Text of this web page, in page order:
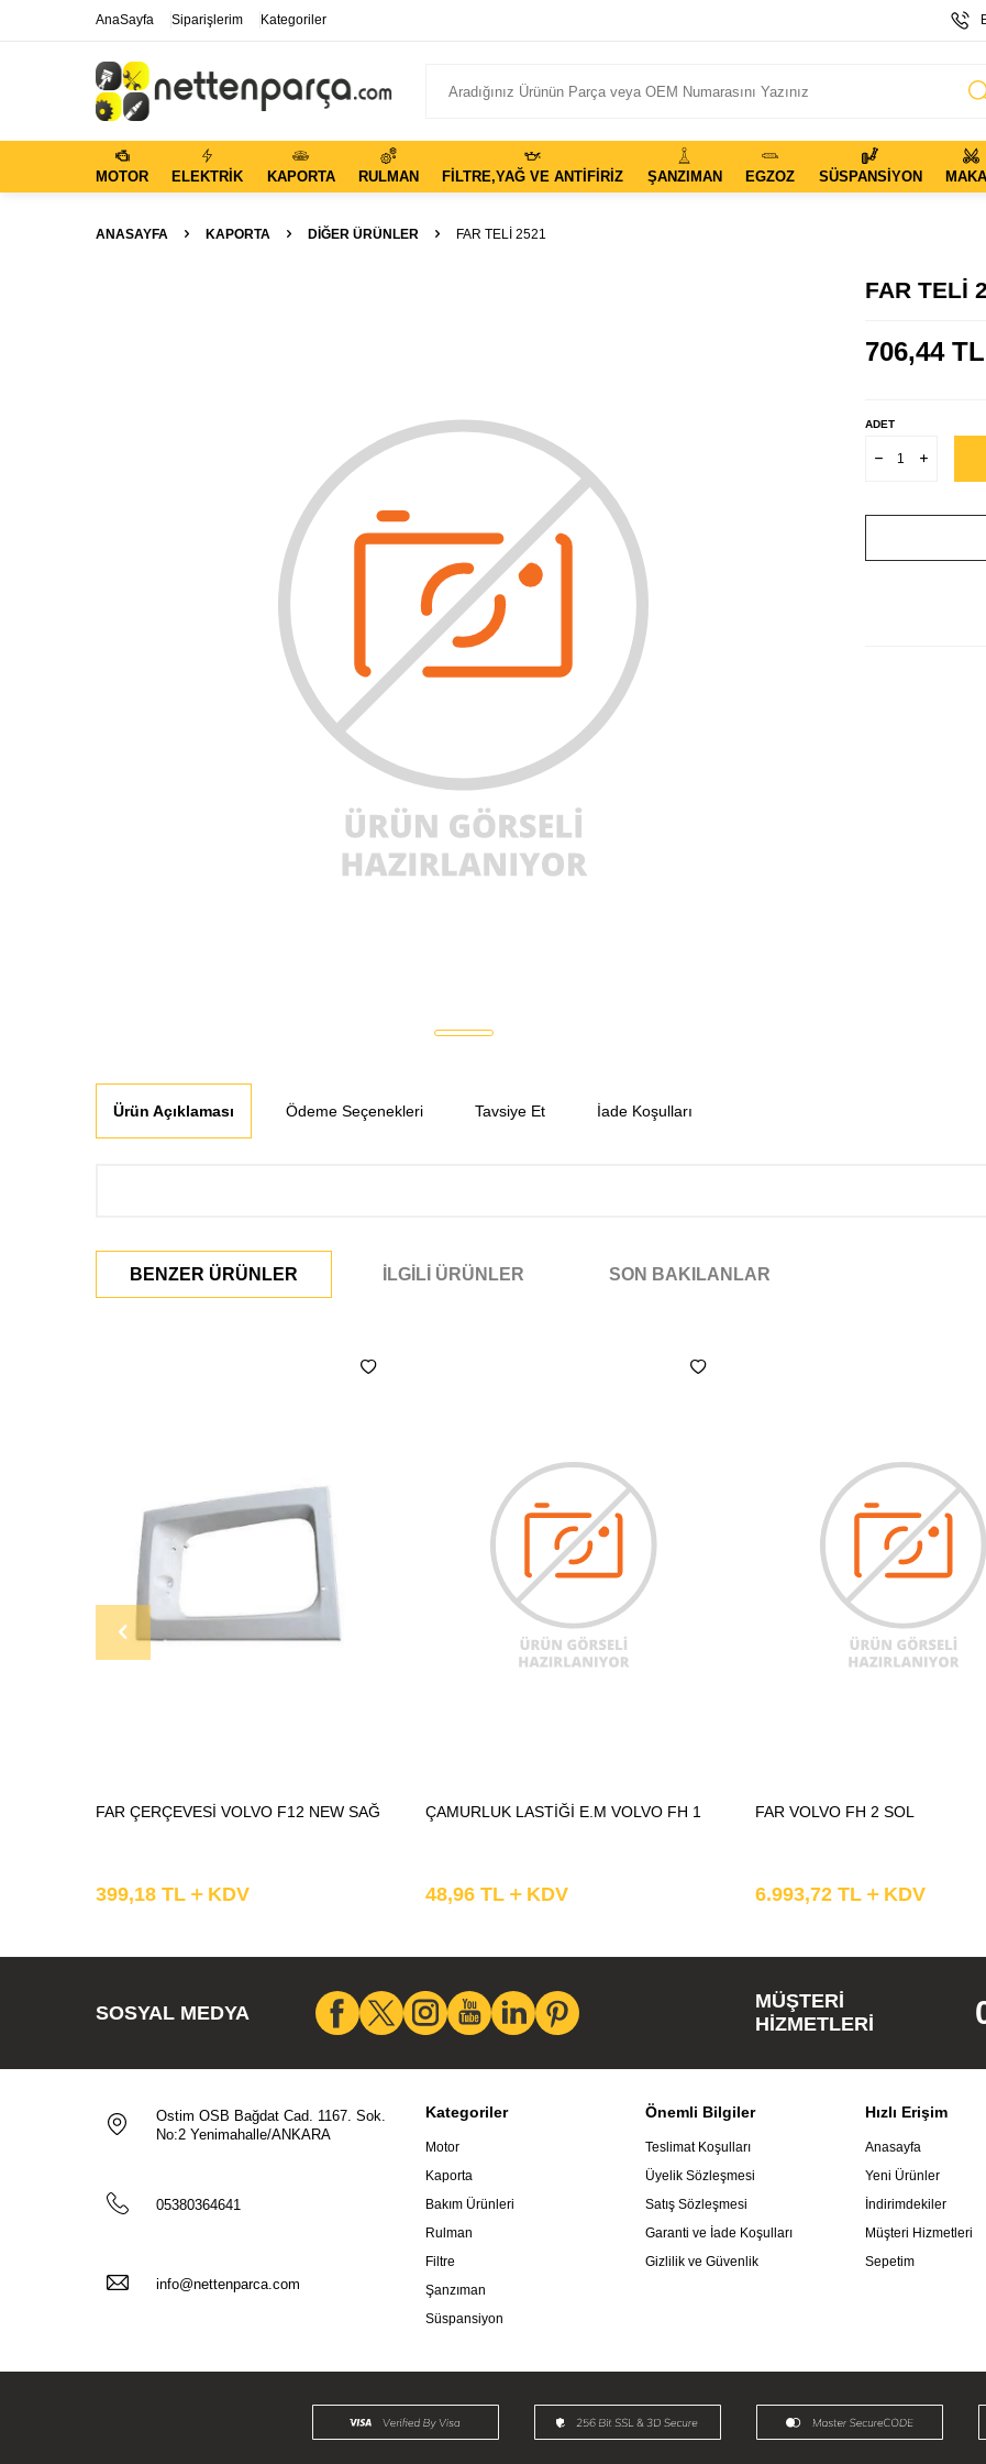
AnaSayfa Siparişlerim Kategoriler
MOTOR ELEKTRIK KAPORTA RULMAN FILTRE,YAĞ VE ANTIFIRIZ ŞANZIMAN EGZOZ SÜSPANSIYON
ANASAYFA KAPORTA DIĞER ÜRÜNLER FAR TELİ 2521
FAR TELİ
706,44TL
ADET
Ürün Açıklaması Ödeme Seçenekleri Tavsiye Et İade Koşulları
BENZER ÜRÜNLER İLGILI ÜRÜNLER SON BAKILANLAR
FAR ÇERÇEVESİ VOLVO F12 NEW SAĞ
399,18 TL KDV
ÇAMURLUK LASTİĞİ E.M VOLVO FH 1
48,96 TL KDV
FAR VOLVO FH 2 SOL
6.993,72 TL KDV
SOSYAL MEDYA
MÜŞTERI
HIZMETLERI
Ostim OSB Bağdat Cad. 1167. Sok.
No:2 Yenimahalle/ANKARA
05380364641
info@nettenparca.com
Kategoriler
Motor
Kaporta
Bakım Ürünleri
Rulman
Filtre
Şanzıman
Süspansiyon
Önemli Bilgiler
Teslimat Koşulları
Üyelik Sözleşmesi
Satış Sözleşmesi
Garanti ve İade Koşulları
Gizlilik ve Güvenlik
Hızlı Erişim
Anasayfa
Yeni Ürünler
İndirimdekiler
Müşteri Hizmetleri
Sepetim